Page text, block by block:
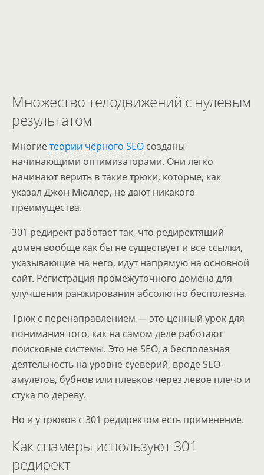
Множество телодвижений с нулевым
результатом
Многиетеории чёрного SEO созданы
начинающими оптимизаторами. Они легко
начинают верить в такие трюки, которые, как
указал Джон Мюллер, не дают никакого
преимущества.
301 редирект работает так, что редиректящий
домен вообще как бы не существует и все ссылки,
указывающие на него, идут напрямую на основной
сайт. Регистрация промежуточного домена для
улучшения ранжирования абсолютно бесполезна.
Трюк с перенаправлением — это ценный урок для
понимания того, как на самом деле работают
поисковые системы. Это не SEO, а бесполезная
деятельность на уровне суеверий, вроде SEO-
амулетов, бубнов или плевков через левое плечо и
стука по дереву.
Но и у трюков с 301 редиректом есть применение.
Как спамеры используют 301
редирект